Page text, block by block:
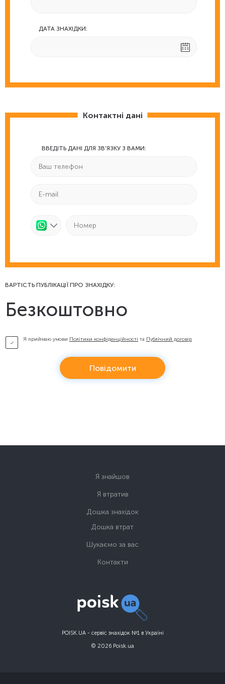
ДАТА ЗНАХІДКИ:
Контактні дані
ВВЕДІТЬ ДАНІ ДЛЯ ЗВ'ЯЗКУ З ВАМИ:
ВАРТІСТЬ ПУБЛІКАЦІЇ ПРО ЗНАХІДКУ:
Безкоштовно
Я приймаю умови Політики конфіденційності та Публічний договір
Повідомити
POISK.UA - сервіс знахідок №1 в Україні
© 2026 Poisk.ua
Я знайшов
Я втратив
Дошка знахідок
Дошка втрат
Шукаємо за вас
Контакти